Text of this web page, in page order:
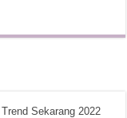
Sekarang 2022